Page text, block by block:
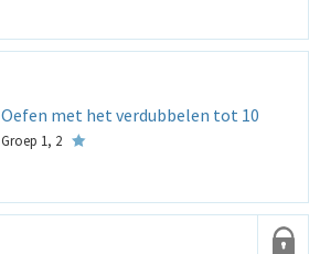
Oefen met het verdubbelen tot 10
Groep 1, 2